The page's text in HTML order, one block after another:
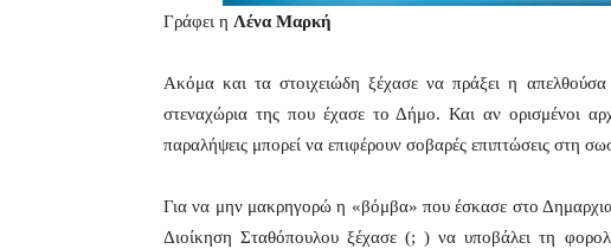
Γράφει η Λένα Μαρκή
Ακόμα και τα στοιχειώδη ξέχασε να πράξει η
στεναχώρια της που έχασε το Δήμο. Και αν ορισμένοι
παραλήψεις μπορεί να επιφέρουν σοβαρές επιπτώσεις στη
Για να μην μακρηγορώ η «βόμβα» που έσκασε στο
Διοίκηση Σταθόπουλου ξέχασε (; ) να υποβάλει τη